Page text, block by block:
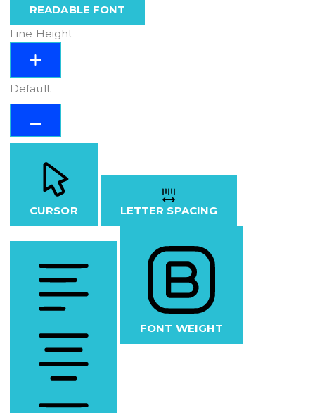
READABLE FONT
Line Height
Default
CURSOR LETTER SPACING
FONT WEIGHT